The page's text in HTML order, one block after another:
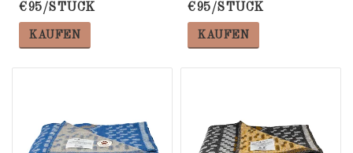
€95/STÜCK
KAUFEN
€95/STÜCK
KAUFEN